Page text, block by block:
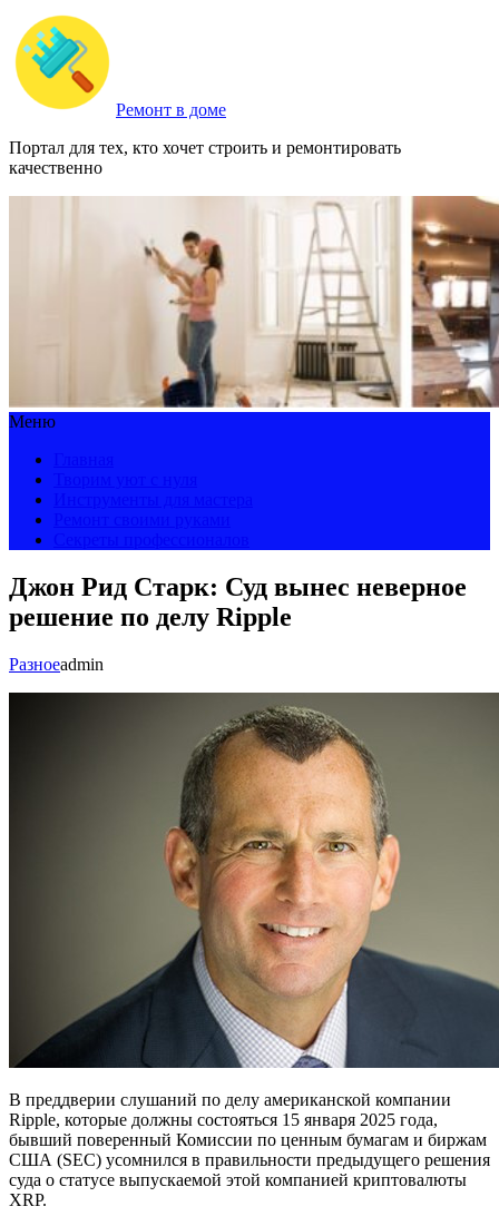
Ремонт в доме
Портал для тех, кто хочет строить и ремонтировать
качественно
Меню
Джон Рид Старк: Суд вынес неверное
решение по делу Ripple
Разноеadmin
В преддверии слушаний по делу американской компании
Ripple, которые должны состояться 15 января 2025 года,
бывший поверенный Комиссии по ценным бумагам и биржам
США (SEC) усомнился в правильности предыдущего решения
суда о статусе выпускаемой этой компанией криптовалюты
XRP.